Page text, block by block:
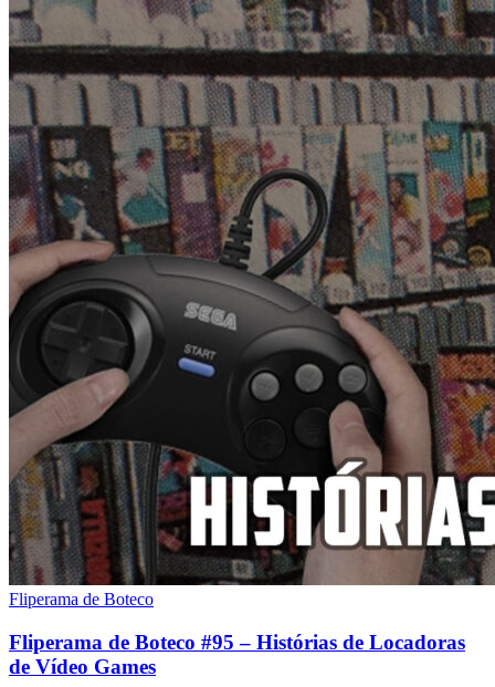
Fliperama de Boteco
Fliperama de Boteco #95 – Histórias de Locadoras
de Vídeo Games